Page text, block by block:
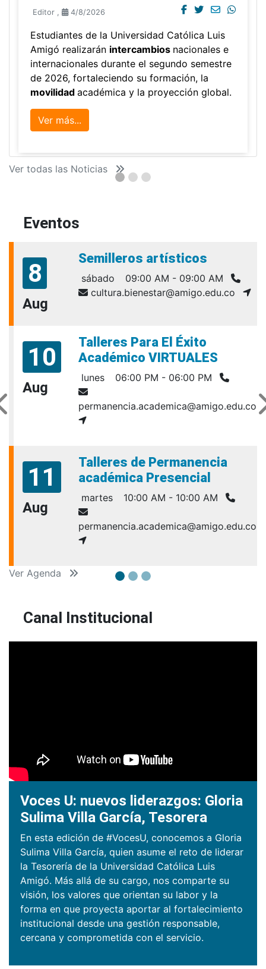
Editor , 4/8/2026
Estudiantes de la Universidad Católica Luis
Amigó realizarán intercambios nacionales e
internacionales durante el segundo semestre
de 2026, fortaleciendo su formación, la
movilidad académica y la proyección global.
Ver más...
Ver todas las Noticias
Eventos
8
Aug
Semilleros artísticos
sábado
09:00 AM - 09:00 AM
cultura.bienestar@amigo.edu.co
10
Aug
Talleres Para El Éxito
Académico VIRTUALES
lunes 06:00 PM - 06:00 PM
permanencia.academica@amigo.edu.co
11
Aug
Talleres de Permanencia
académica Presencial
martes 10:00 AM - 10:00 AM
permanencia.academica@amigo.edu.co
Ver Agenda
Canal Institucional
Voces U: nuevos liderazgos: Gloria
Sulima Villa García, Tesorera
En esta edición de #VocesU, conocemos a Gloria
Sulima Villa García, quien asume el reto de liderar
la Tesorería de la Universidad Católica Luis
Amigó. Más allá de su cargo, nos comparte su
visión, los valores que orientan su labor y la
forma en que proyecta aportar al fortalecimiento
institucional desde una gestión responsable,
cercana y comprometida con el servicio.